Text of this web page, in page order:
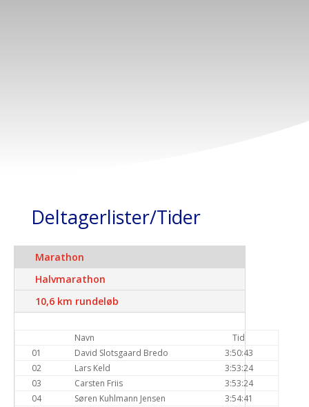
Deltagerlister/Tider
Marathon
Halvmarathon
10,6 km rundeløb
Navn
Tid
01
David Slotsgaard Bredo
3:50:43
02
Lars Keld
3:53:24
03
Carsten Friis
3:53:24
04
Søren Kuhlmann Jensen
3:54:41